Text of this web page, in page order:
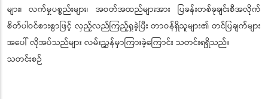
များ၊ လက်မှုပစ္စည်းများ၊ အဝတ်အထည်များအား ပြခန်းတစ်ခုချင်းစီအလိုက်
စိတ်ပါဝင်စားစွာဖြင့် လှည့်လည်ကြည့်ရှုခဲ့ပြီး တာဝန်ရှိသူများ၏ တင်ပြချက်များ
အပေါ် လိုအပ်သည်များ လမ်းညွှန်မှာကြားခဲ့ကြောင်း သတင်းရရှိသည်။
သတင်းစဉ်